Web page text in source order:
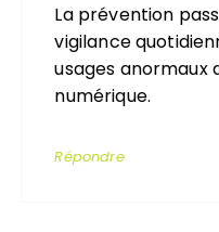
La prévention
vigilance
usages anormaux
numérique.
Répondre